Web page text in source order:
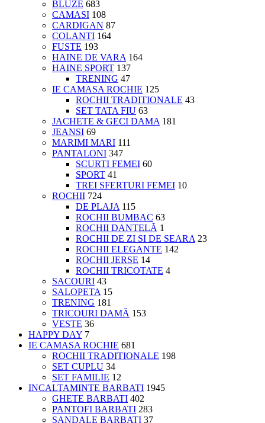
BLUZE 683
CAMASI 108
CARDIGAN 87
COLANTI 164
FUSTE 193
HAINE DE VARA 164
HAINE SPORT 137
TRENING 47
IE CAMASA ROCHIE 125
ROCHII TRADITIONALE 43
SET TATA FIU 63
JACHETE & GECI DAMA 181
JEANSI 69
MARIMI MARI 111
PANTALONI 347
SCURTI FEMEI 60
SPORT 41
TREI SFERTURI FEMEI 10
ROCHII 724
DE PLAJA 115
ROCHII BUMBAC 63
ROCHII DANTELĂ 1
ROCHII DE ZI SI DE SEARA 23
ROCHII ELEGANTE 142
ROCHII JERSE 14
ROCHII TRICOTATE 4
SACOURI 43
SALOPETA 15
TRENING 181
TRICOURI DAMĂ 153
VESTE 36
HAPPY DAY 7
IE CAMASA ROCHIE 681
ROCHII TRADITIONALE 198
SET CUPLU 34
SET FAMILIE 12
INCALTAMINTE BARBATI 1945
GHETE BARBATI 402
PANTOFI BARBATI 283
SANDALE BARBATI 37